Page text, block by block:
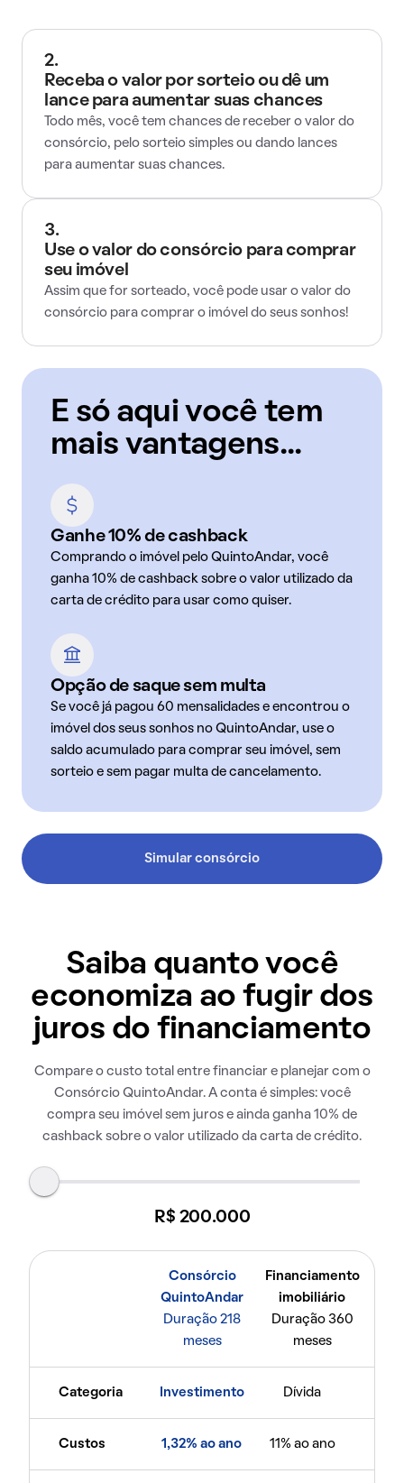
2.
Receba o valor por sorteio ou dê um
lance para aumentar suas chances
Todo mês, você tem chances de receber o valor do
consórcio, pelo sorteio simples ou dando lances
para aumentar suas chances.
3.
Use o valor do consórcio para comprar
seu imóvel
Assim que for sorteado, você pode usar o valor do
consórcio para comprar o imóvel do seus sonhos!
E só aqui você tem
mais vantagens...
Ganhe 10% de cashback
Comprando o imóvel pelo QuintoAndar, você
ganha 10% de cashback sobre o valor utilizado da
carta de crédito para usar como quiser.
Opção de saque sem multa
Se você já pagou 60 mensalidades e encontrou o
imóvel dos seus sonhos no QuintoAndar, use o
saldo acumulado para comprar seu imóvel, sem
sorteio e sem pagar multa de cancelamento.
Simular consórcio
Saiba quanto você
economiza ao fugir dos
juros do financiamento
Compare o custo total entre financiar e planejar com o
Consórcio QuintoAndar. A conta é simples: você
compra seu imóvel sem juros e ainda ganha 10% de
cashback sobre o valor utilizado da carta de crédito.
R$ 200.000
Consórcio
QuintoAndar
Duração 218
meses
Financiamento
imobiliário
Duração 360
meses
Categoria Investimento Dívida
Custos 1,32% ao ano 11% ao ano